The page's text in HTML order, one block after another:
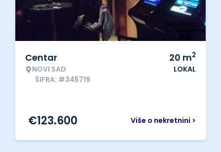
Centar
NOVI SAD
ŠIFRA: #345719
20 m2
LOKAL
Više o nekretnini >
€123.600